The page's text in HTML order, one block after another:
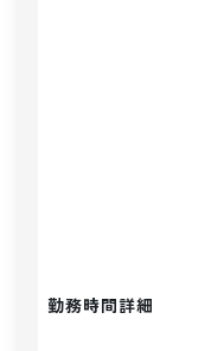
勤務時間詳細